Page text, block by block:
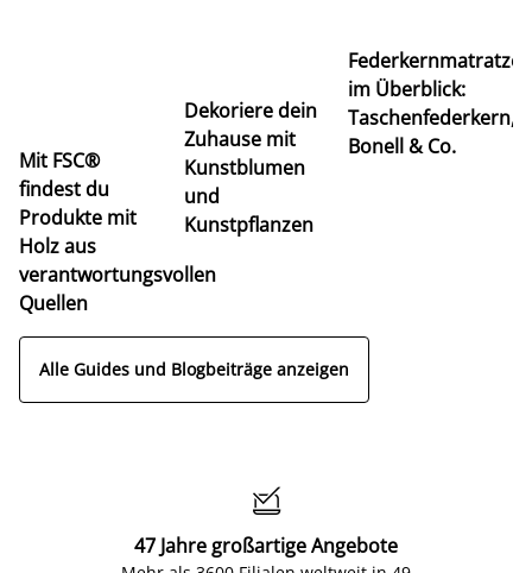
Mit FSC®
findest du
Produkte mit
Holz aus
verantwortungsvollen
Quellen
Dekoriere dein
Zuhause mit
Kunstblumen
und
Kunstpflanzen
im Überblick:
Taschenfederkern,
Bonell & Co.
Alle Guides und Blogbeiträge anzeigen

47 Jahre großartige Angebote